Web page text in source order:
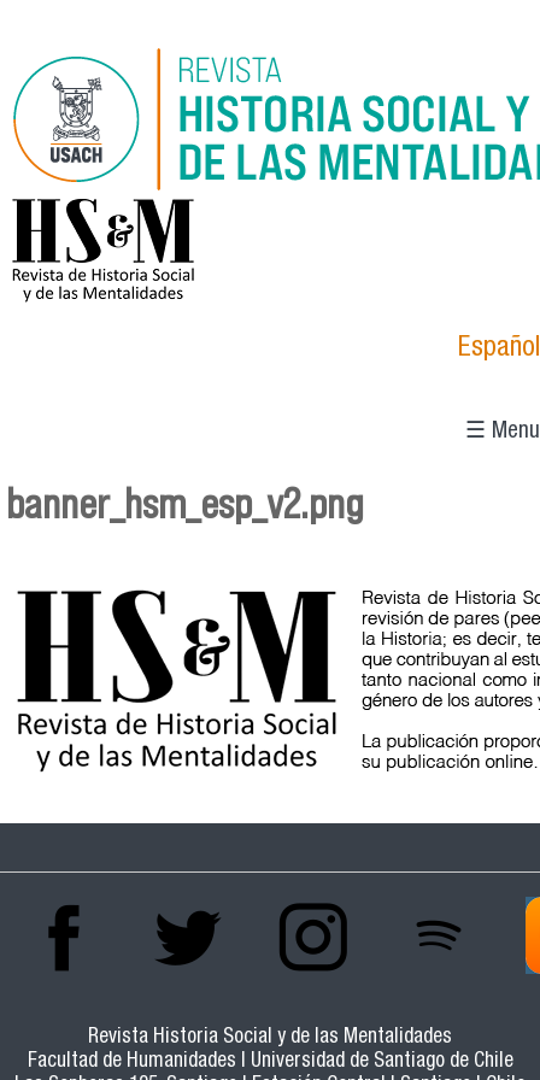
logo_hsm_2021.png
Español
☰ Menu
You are here
banner_hsm_esp_v2.png
Revista Historia Social y de las Mentalidades
Facultad de Humanidades | Universidad de Santiago de Chile